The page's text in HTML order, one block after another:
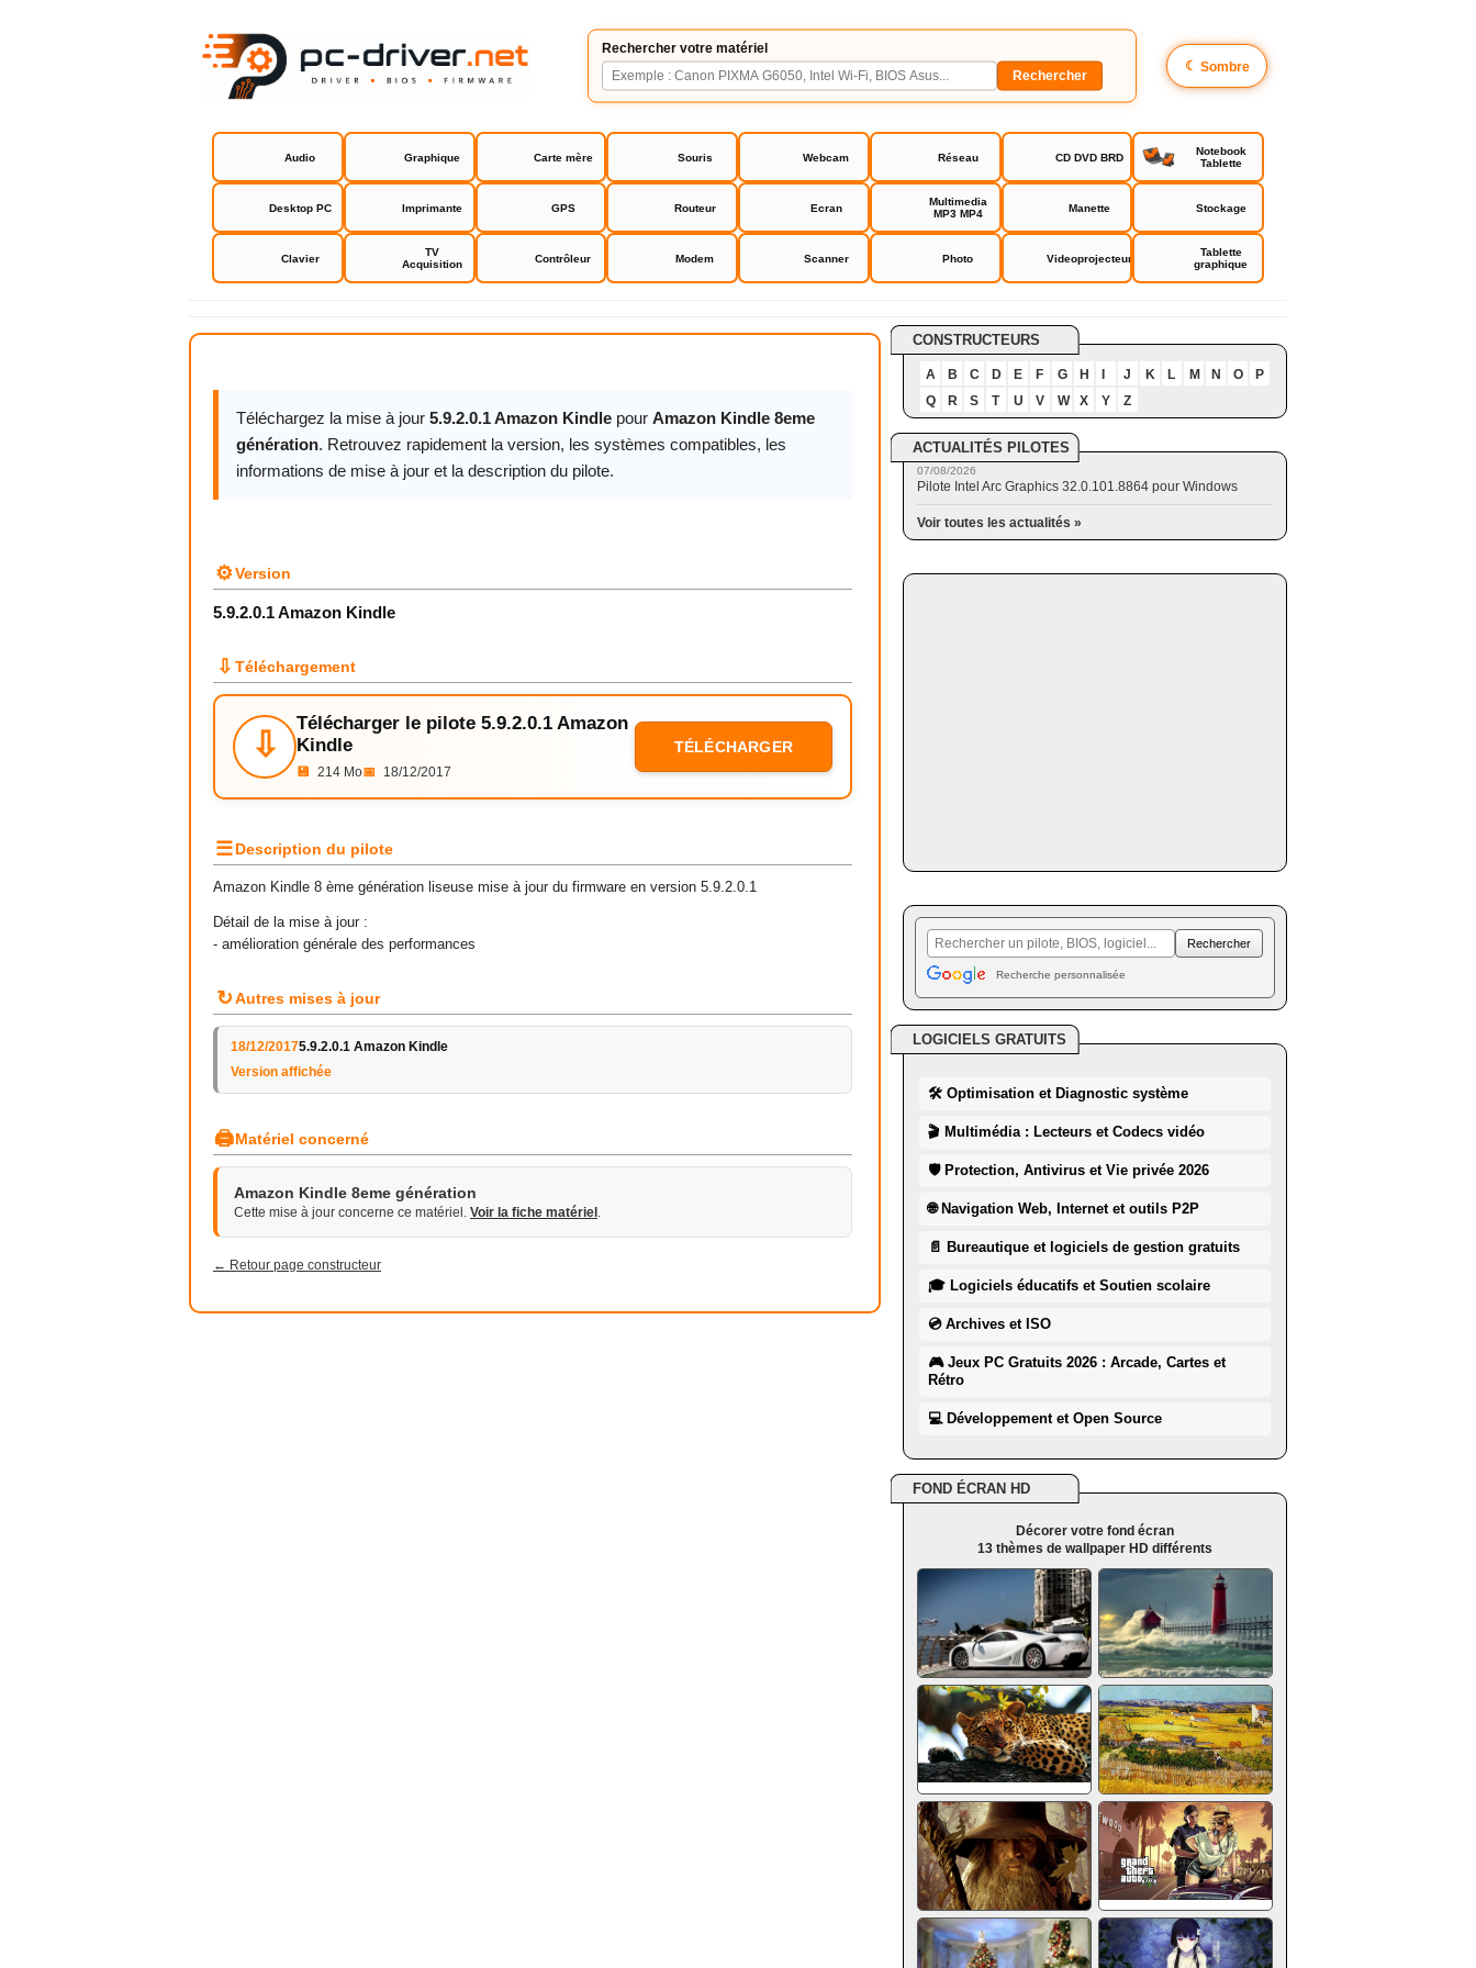
Rechercher votre matériel
☾ Sombre
Audio Graphique Carte mère Souris Webcam Réseau CD DVD BRD
Notebook
Tablette
Desktop PC Imprimante GPS Routeur Ecran
Multimedia
MP3 MP4
Manette Stockage
Clavier
TV
Acquisition
Contrôleur Modem Scanner Photo Videoprojecteur
Tablette
graphique
Amazon Kindle 8eme génération
Téléchargez la mise à jour 5.9.2.0.1 Amazon Kindle pour Amazon Kindle 8eme
génération. Retrouvez rapidement la version, les systèmes compatibles, les
informations de mise à jour et la description du pilote.
⚙Version
5.9.2.0.1 Amazon Kindle
⇩ Téléchargement
⇩
Télécharger le pilote 5.9.2.0.1 Amazon
Kindle
💾 214 Mo📅 18/12/2017
TÉLÉCHARGER
☰Description du pilote
Amazon Kindle 8 ème génération liseuse mise à jour du firmware en version 5.9.2.0.1
Détail de la mise à jour :
- amélioration générale des performances
↻Autres mises à jour
18/12/20175.9.2.0.1 Amazon Kindle
Version affichée
🖨Matériel concerné
Amazon Kindle 8eme génération
Cette mise à jour concerne ce matériel. Voir la fiche matériel .
← Retour page constructeur
CONSTRUCTEURS
A B C D E F G H J K L M N O
P
Q
R S T U V W X Y Z
ACTUALITÉS PILOTES
07/08/2026
Pilote Intel Arc Graphics 32.0.101.8864 pour Windows
Voir toutes les actualités »
Recherche personnalisée
LOGICIELS GRATUITS
🛠 Optimisation et Diagnostic système
🎬 Multimédia : Lecteurs et Codecs vidéo
🛡 Protection, Antivirus et Vie privée 2026
🌐 Navigation Web, Internet et outils P2P
📄 Bureautique et logiciels de gestion gratuits
🎓 Logiciels éducatifs et Soutien scolaire
💿 Archives et ISO
🎮 Jeux PC Gratuits 2026 : Arcade, Cartes et
Rétro
💻 Développement et Open Source
FOND ÉCRAN HD
Décorer votre fond écran
13 thèmes de wallpaper HD différents